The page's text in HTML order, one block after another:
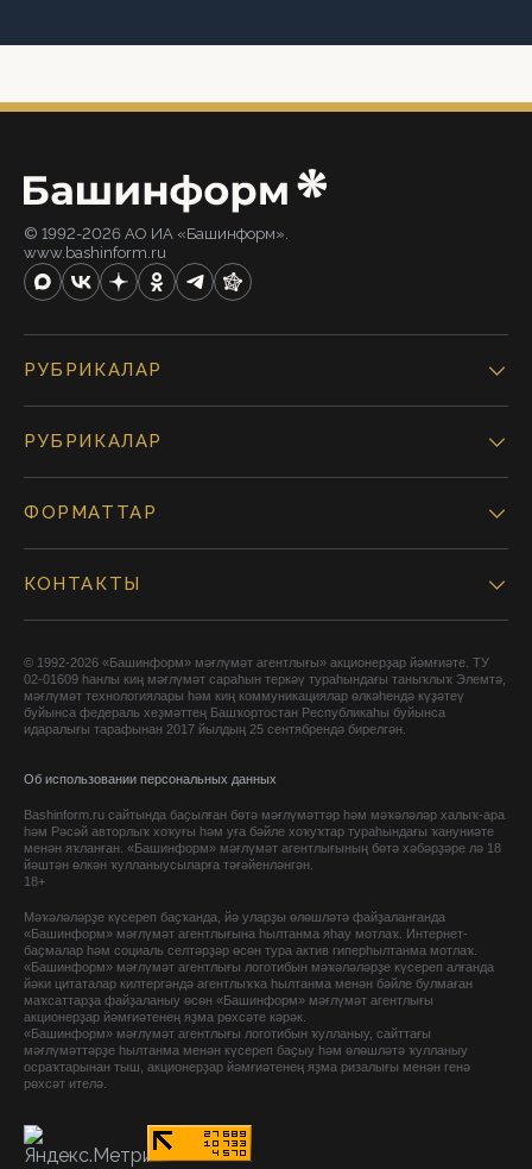
© 1992-2026 АО ИА «Башинформ».
www.bashinform.ru
РУБРИКАЛАР
РУБРИКАЛАР
ФОРМАТТАР
КОНТАКТЫ
© 1992-2026 «Башинформ» мәғлүмәт агентлығы» акционерҙар йәмғиәте. ТУ
02-01609 һанлы киң мәғлүмәт сараһын теркәү тураһындағы таныҡлыҡ Элемтә,
мәғлүмәт технологиялары һәм киң коммуникациялар өлкәһендә күҙәтеү
буйынса федераль хеҙмәттең Башҡортостан Республикаһы буйынса
идаралығы тарафынан 2017 йылдың 25 сентябрендә бирелгән.
Об использовании персональных данных
Bashinform.ru сайтында баҫылған бөтә мәғлүмәттәр һәм мәҡәләләр халыҡ-ара
һәм Рәсәй авторлыҡ хоҡуғы һәм уға бәйле хоҡуҡтар тураһындағы ҡануниәте
менән яҡланған. «Башинформ» мәғлүмәт агентлығының бөтә хәбәрҙәре лә 18
йәштән өлкән ҡулланыусыларға тәғәйенләнгән.
18+
Мәҡәләләрҙе күсереп баҫҡанда, йә уларҙы өлөшләтә файҙаланғанда
«Башинформ» мәғлүмәт агентлығына һылтанма яһау мотлаҡ. Интернет-
баҫмалар һәм социаль селтәрҙәр өсөн тура актив гиперһылтанма мотлаҡ.
«Башинформ» мәғлүмәт агентлығы логотибын мәҡәләләрҙе күсереп алғанда
йәки цитаталар килтергәндә агентлыҡҡа һылтанма менән бәйле булмаған
маҡсаттарҙа файҙаланыу өсөн «Башинформ» мәғлүмәт агентлығы
акционерҙар йәмғиәтенең яҙма рөхсәте кәрәк.
«Башинформ» мәғлүмәт агентлығы логотибын ҡулланыу, сайттағы
мәғлүмәттәрҙе һылтанма менән күсереп баҫыу һәм өлөшләтә ҡулланыу
осраҡтарынан тыш, акционерҙар йәмғиәтенең яҙма ризалығы менән генә
рөхсәт ителә.